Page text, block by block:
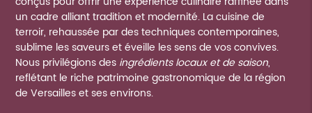
un cadre alliant tradition et modernité. La cuisine de
terroir, rehaussée par des techniques contemporaines,
sublime les saveurs et éveille les sens de vos convives.
Nous privilégions des ingrédients locaux et de saison,
reflétant le riche patrimoine gastronomique de la région
de Versailles et ses environs.